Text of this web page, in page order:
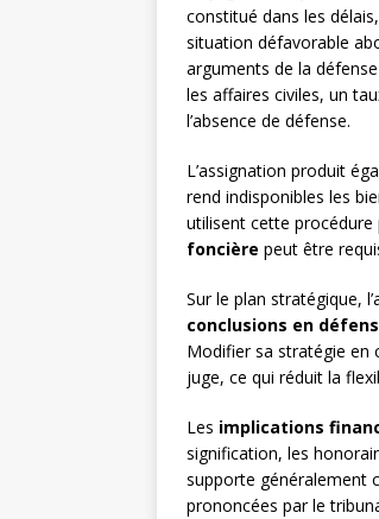
constitué dans les
situation défavorable
arguments de la
les affaires civiles, un
l’absence de défense.
L’assignation produit
rend indisponibles les
utilisent cette procédure
foncière peut être
Sur le plan stratégique,
conclusions en
Modifier sa stratégie en
juge, ce qui réduit la
Les implications
signification, les
supporte généralement
prononcées par le